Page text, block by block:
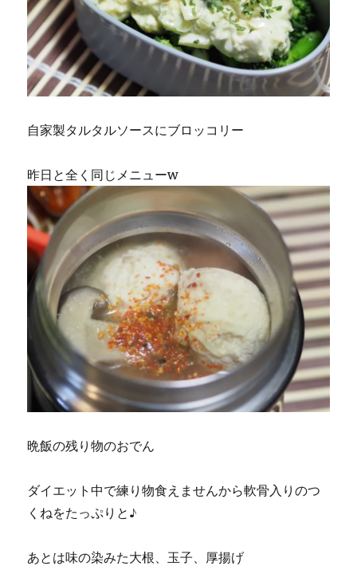
自家製タルタルソースにブロッコリー
昨日と全く同じメニューw
晩飯の残り物のおでん
ダイエット中で練り物食えませんから軟骨入りのつ
くねをたっぷりと♪
あとは味の染みた大根、玉子、厚揚げ